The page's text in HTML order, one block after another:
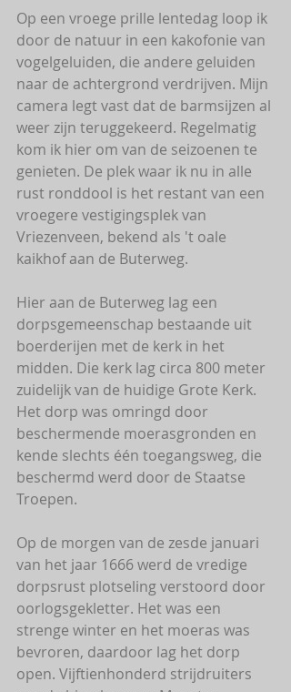
Op een vroege prille lentedag loop ik
door de natuur in een kakofonie van
vogelgeluiden, die andere geluiden
naar de achtergrond verdrijven. Mijn
camera legt vast dat de barmsijzen al
weer zijn teruggekeerd. Regelmatig
kom ik hier om van de seizoenen te
genieten. De plek waar ik nu in alle
rust ronddool is het restant van een
vroegere vestigingsplek van
Vriezenveen, bekend als 't oale
kaikhof aan de Buterweg.
Hier aan de Buterweg lag een
dorpsgemeenschap bestaande uit
boerderijen met de kerk in het
midden. Die kerk lag circa 800 meter
zuidelijk van de huidige Grote Kerk.
Het dorp was omringd door
beschermende moerasgronden en
kende slechts één toegangsweg, die
beschermd werd door de Staatse
Troepen.
Op de morgen van de zesde januari
van het jaar 1666 werd de vredige
dorpsrust plotseling verstoord door
oorlogsgekletter. Het was een
strenge winter en het moeras was
bevroren, daardoor lag het dorp
open. Vijftienhonderd strijdruiters